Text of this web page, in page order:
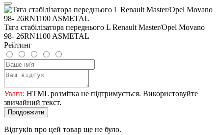
Тяга стабілізатора переднього L Renault Master/Opel Movano
98- 26RN1100 ASMETAL
Рейтинг
Увага: HTML розмітка не підтримується. Використовуйте
звичайний текст.
Продовжити
Відгуків про цей товар ще не було.